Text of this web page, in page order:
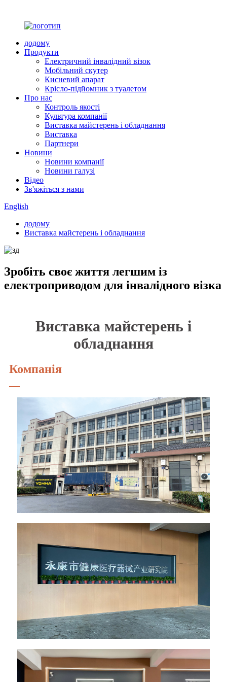
додому
Продукти
Електричний інвалідний візок
Мобільний скутер
Кисневий апарат
Крісло-підйомник з туалетом
Про нас
Контроль якості
Культура компанії
Виставка майстерень і обладнання
Виставка
Партнери
Новини
Новини компанії
Новини галузі
Відео
Зв'яжіться з нами
English
додому
Виставка майстерень і обладнання
Зробіть своє життя легшим із
електроприводом для інвалідного візка
Виставка майстерень і
обладнання
Компанія